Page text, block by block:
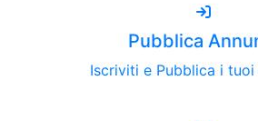
Pubblica
Iscriviti e Pubblica i